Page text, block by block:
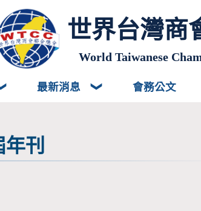
世界台灣商
World Taiwanese
最新消息 會務公文
刊